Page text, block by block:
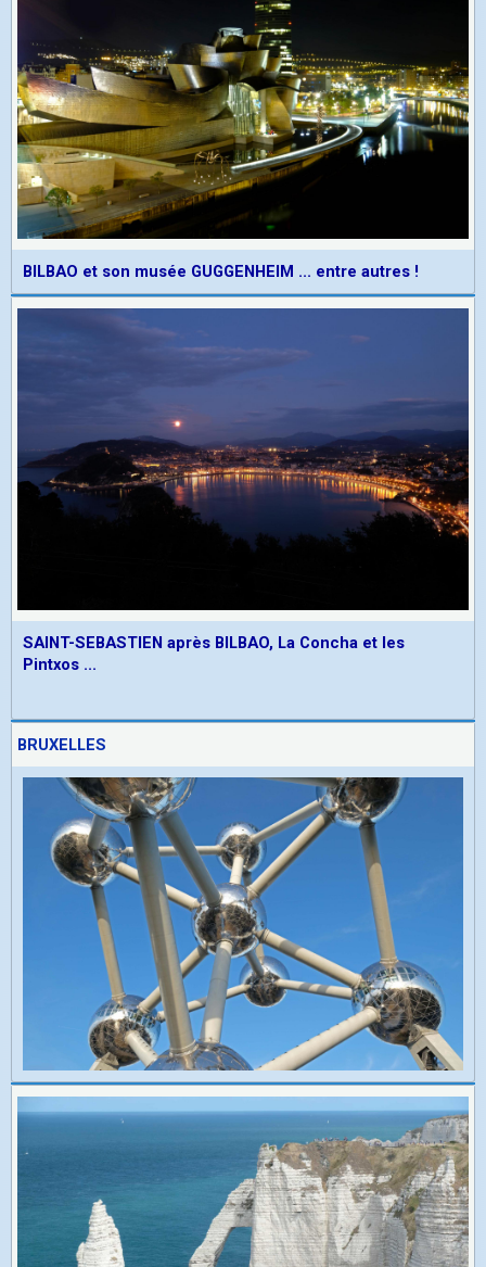
BILBAO et son musée GUGGENHEIM ... entre autres !
SAINT-SEBASTIEN après BILBAO, La Concha et les
Pintxos ...
BRUXELLES